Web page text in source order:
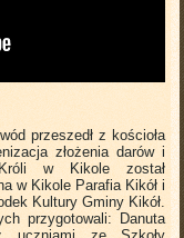
przeszedł z kościoła
złożenia darów i
w Kikole został
w Kikole Parafia Kikół i
Kultury Gminy Kikół.
przygotowali: Danuta